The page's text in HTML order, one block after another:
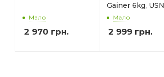
Мало
2 970 грн.
Gainer 6kg, USN
Мало
2 999 грн.